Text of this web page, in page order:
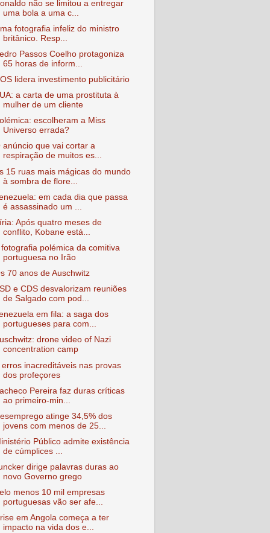
não se limitou a entregar
uma bola a uma c...
fotografia infeliz do ministro
britânico. Resp...
Passos Coelho protagoniza
65 horas de inform...
lidera investimento publicitário
a carta de uma prostituta à
mulher de um cliente
escolheram a Miss
Universo errada?
anúncio que vai cortar a
respiração de muitos es...
15 ruas mais mágicas do mundo
à sombra de flore...
em cada dia que passa
é assassinado um ...
Após quatro meses de
conflito, Kobane está...
fotografia polémica da comitiva
portuguesa no Irão
70 anos de Auschwitz
e CDS desvalorizam reuniões
de Salgado com pod...
em fila: a saga dos
portugueses para com...
drone video of Nazi
concentration camp
erros inacreditáveis nas provas
dos profeçores
Pereira faz duras críticas
ao primeiro-min...
atinge 34,5% dos
jovens com menos de 25...
Público admite existência
de cúmplices ...
dirige palavras duras ao
novo Governo grego
menos 10 mil empresas
portuguesas vão ser afe...
em Angola começa a ter
impacto na vida dos e...